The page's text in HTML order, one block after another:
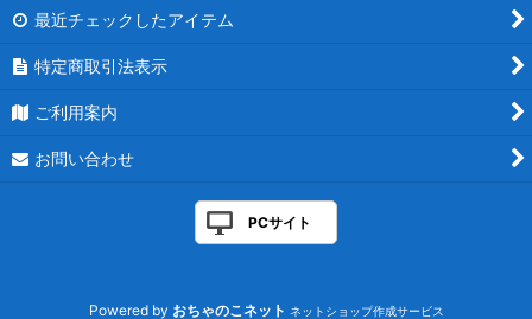
最近チェックしたアイテム
特定商取引法表示
ご利用案内
お問い合わせ
PCサイト
Powered by おちゃのこネット ネットショップ作成サービス